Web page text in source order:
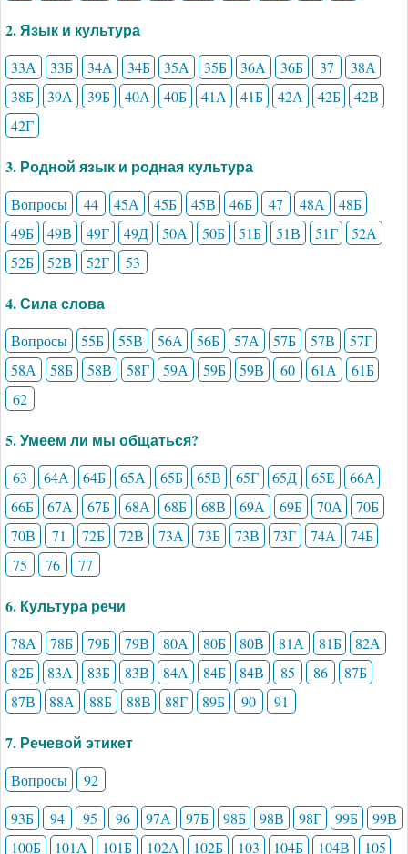
2. Язык и культура
33А 33Б 34А 34Б 35А 35Б 36А 36Б 37
38А
38Б
39А 39Б 40А 40Б 41А 41Б 42А 42Б
42В
42Г
3. Родной язык и родная культура
Вопросы 44 45А 45Б 45В 46Б 47 48А
48Б
49Б
49В 49Г 49Д 50А 50Б 51Б 51В 51Г
52А
52Б
52В 52Г 53
4. Сила слова
Вопросы 55Б 55В 56А 56Б 57А 57Б 57В
57Г
58А
58Б 58В 58Г 59А 59Б 59В 60 61А
61Б
62
5. Умеем ли мы общаться?
63 64А 64Б 65А 65Б 65В 65Г 65Д 65Е
66А
66Б
67А 67Б 68А 68Б 68В 69А 69Б 70А
70Б
70В
71 72Б 72В 73А 73Б 73В 73Г 74А
74Б
75
76 77
6. Культура речи
78А 78Б 79Б 79В 80А 80Б 80В 81А 81Б
82А
82Б
83А 83Б 83В 84А 84Б 84В 85 86
87Б
87В
88А 88Б 88В 88Г 89Б 90 91
7. Речевой этикет
Вопросы
92
93Б
94 95 96 97А 97Б 98Б 98В 98Г 99Б
99В
100Б
101А 101Б 102А 102Б 103 104Б 104В 105